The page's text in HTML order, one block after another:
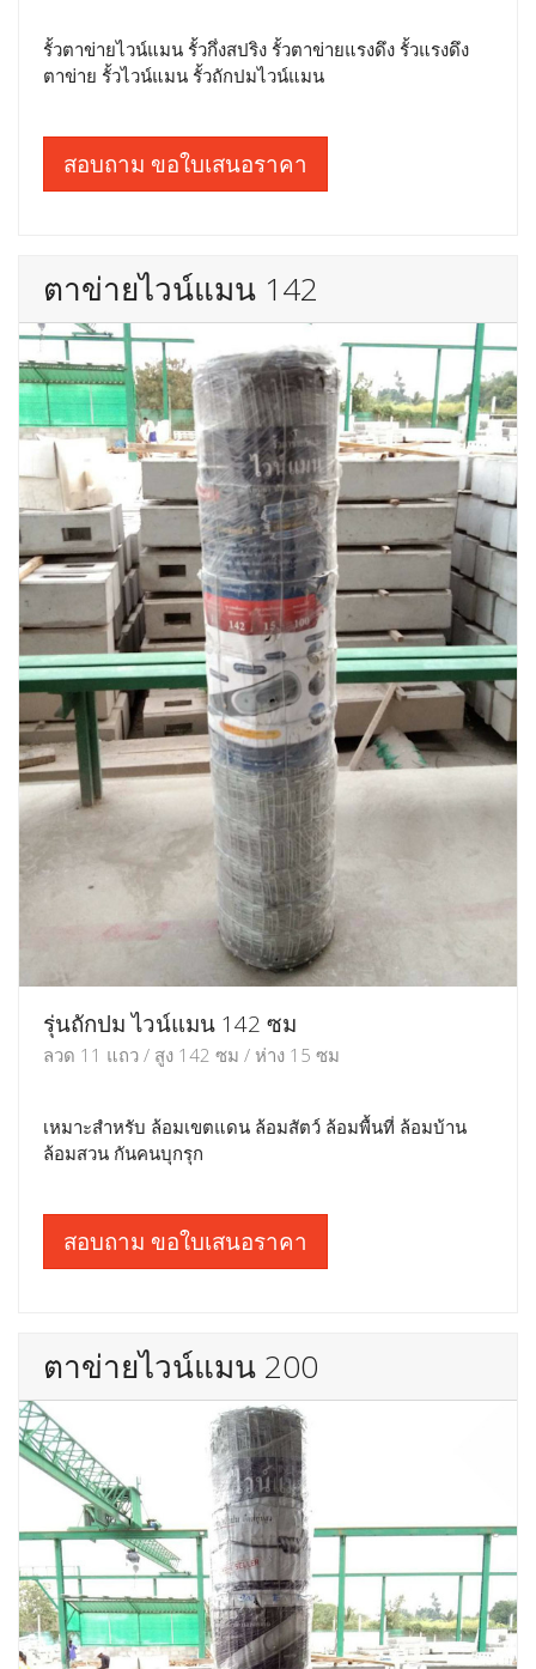
รั้วตาข่ายไวน์แมน รั้วกึ่งสปริง รั้วตาข่ายแรงดึง รั้วแรงดึง
ตาข่าย รั้วไวน์แมน รั้วถักปมไวน์แมน
สอบถาม ขอใบเสนอราคา
ตาข่ายไวน์แมน 142
รุ่นถักปม ไวน์แมน 142 ซม
ลวด 11 แถว / สูง 142 ซม / ห่าง 15 ซม
เหมาะสำหรับ ล้อมเขตแดน ล้อมสัตว์ ล้อมพื้นที่ ล้อมบ้าน
ล้อมสวน กันคนบุกรุก
สอบถาม ขอใบเสนอราคา
ตาข่ายไวน์แมน 200